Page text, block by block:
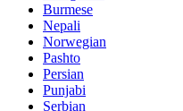
Burmese
Nepali
Norwegian
Pashto
Persian
Punjabi
Serbian